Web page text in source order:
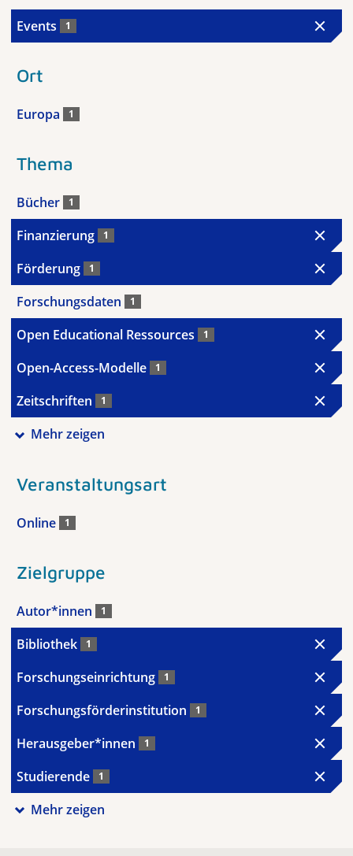
Events 1
Ort
Europa 1
Thema
Bücher 1
Finanzierung 1
Förderung 1
Forschungsdaten 1
Open Educational Ressources 1
Open-Access-Modelle 1
Zeitschriften 1
Mehr zeigen
Veranstaltungsart
Online 1
Zielgruppe
Autor*innen 1
Bibliothek 1
Forschungseinrichtung 1
Forschungsförderinstitution 1
Herausgeber*innen 1
Studierende 1
Mehr zeigen